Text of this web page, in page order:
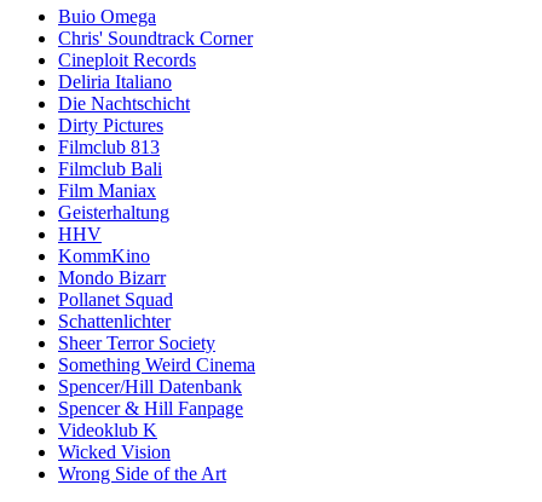
Buio Omega
Chris' Soundtrack Corner
Cineploit Records
Deliria Italiano
Die Nachtschicht
Dirty Pictures
Filmclub 813
Filmclub Bali
Film Maniax
Geisterhaltung
HHV
KommKino
Mondo Bizarr
Pollanet Squad
Schattenlichter
Sheer Terror Society
Something Weird Cinema
Spencer/Hill Datenbank
Spencer & Hill Fanpage
Videoklub K
Wicked Vision
Wrong Side of the Art